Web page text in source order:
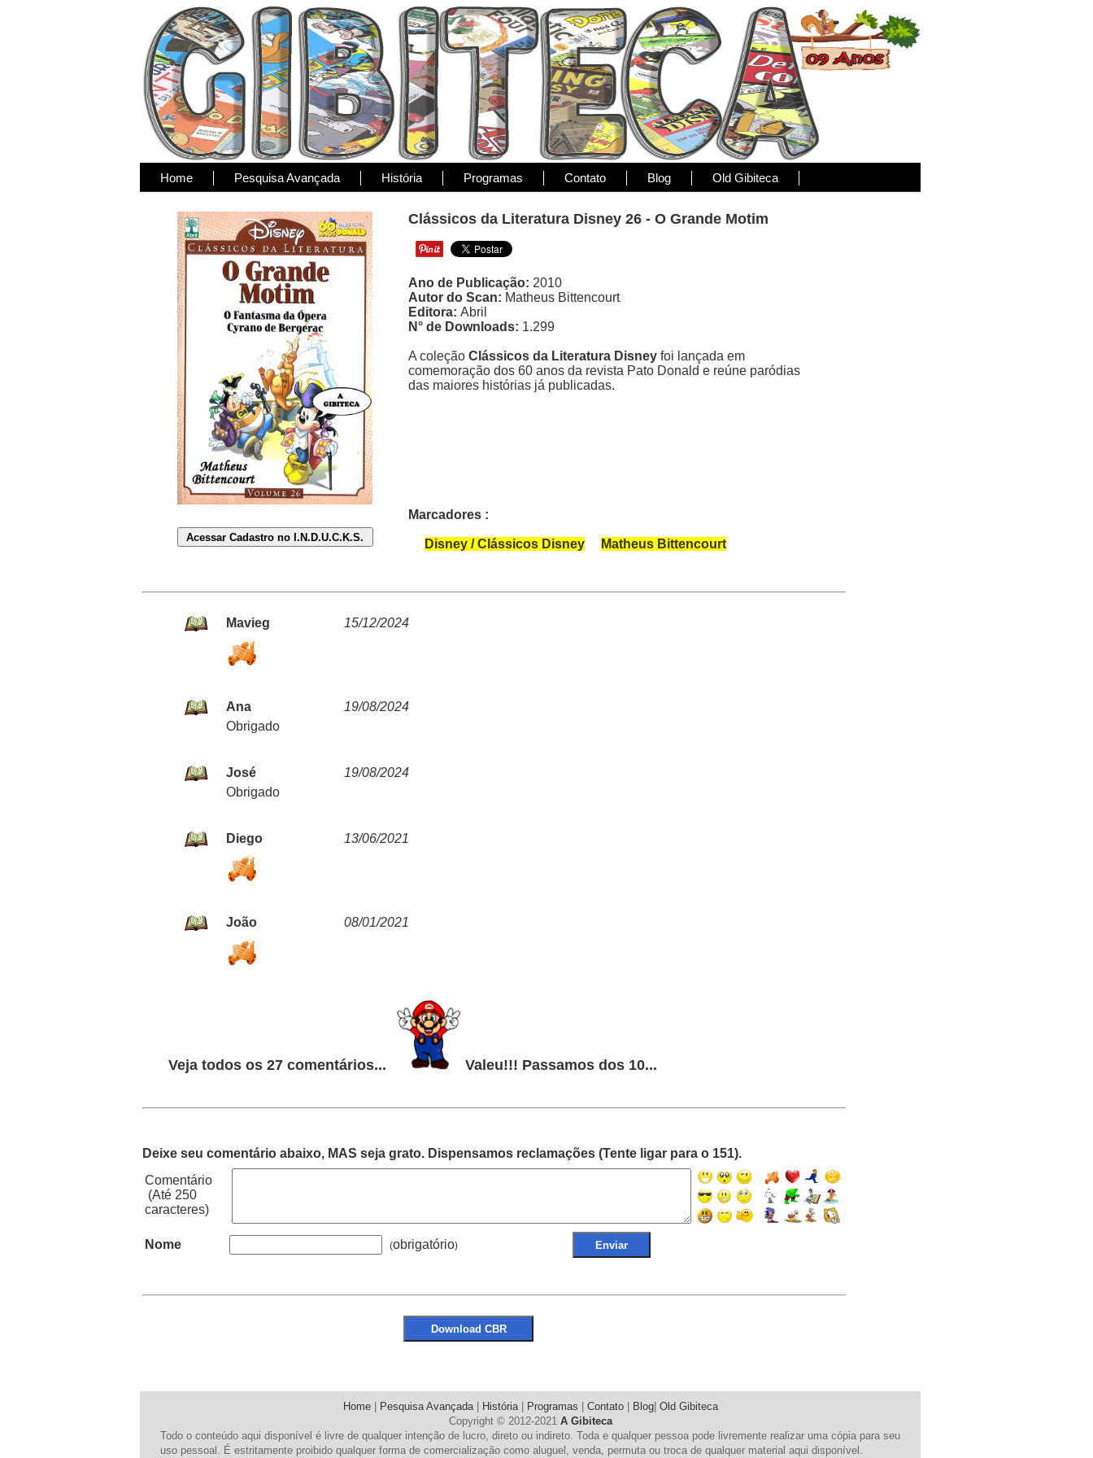
Home Pesquisa Avançada História Programas Contato Blog Old Gibiteca
Clássicos da Literatura Disney 26 - O Grande Motim
Ano de Publicação: 2010
Autor do Scan: Matheus Bittencourt
Editora: Abril
N° de Downloads: 1.299
A coleção Clássicos da Literatura Disney foi lançada em
comemoração dos 60 anos da revista Pato Donald e reúne paródias
das maiores histórias já publicadas.
Marcadores :
Disney / Clássicos Disney Matheus Bittencourt
Mavieg 15/12/2024
Ana
19/08/2024
Obrigado
José
19/08/2024
Obrigado
Diego 13/06/2021
João 08/01/2021
Veja todos os 27 comentários... Valeu!!! Passamos dos 10...
Deixe seu comentário abaixo, MAS seja grato. Dispensamos reclamações (Tente ligar para o 151).
Comentário
(Até 250
caracteres)
Nome (obrigatório)
Home| Pesquisa Avançada| História| Programas Contato| Blog| Old Gibiteca
Copyright © 2012-2021 A Gibiteca
Todo o conteúdo aqui disponível é livre de qualquer intenção de lucro, direto ou indireto. Toda e qualquer pessoa pode livremente realizar uma cópia para seu
uso pessoal. É estritamente proibido qualquer forma de comercialização como aluguel, venda, permuta ou troca de qualquer material aqui disponível.